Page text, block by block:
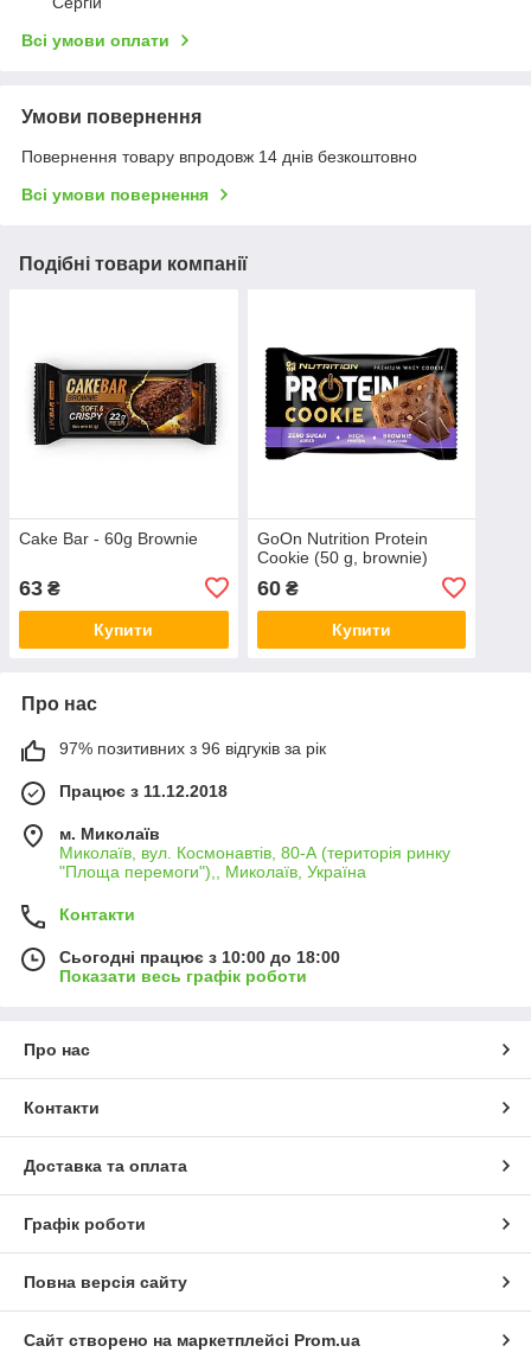
Всі умови оплати
Умови повернення
Повернення товару впродовж 14 днів безкоштовно
Всі умови повернення
Подібні товари компанії
Cake Bar - 60g Brownie
63 ₴
Купити
GoOn Nutrition Protein
Cookie (50 g, brownie)
60₴
Купити
Про нас
97% позитивних з 96 відгуків за рік
Працює з 11.12.2018
м. Миколаїв
Миколаїв, вул. Космонавтів, 80-А (територія ринку
"Площа перемоги"),, Миколаїв, Україна
Контакти
Сьогодні працює з 10:00 до 18:00
Показати весь графік роботи
Про нас
Контакти
Доставка та оплата
Графік роботи
Повна версія сайту
Сайт створено на маркетплейсі Prom.ua